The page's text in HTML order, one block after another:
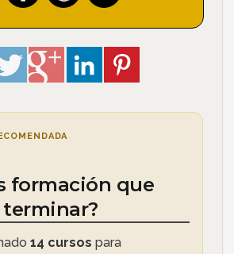
formación que
14 cursos para